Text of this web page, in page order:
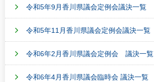
令和5年9月香川県議会定例会議決一覧
令和5年11月香川県議会定例会議決一覧
令和6年2月香川県議会定例会 議決一覧
令和6年4月香川県議会臨時会 議決一覧